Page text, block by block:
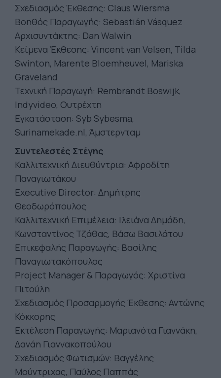
Σχεδιασμός Έκθεσης: Claus Wiersma
Βοηθός Παραγωγής: Sebastián Vásquez
Αρχισυντάκτης: Dan Walwin
Κείμενα Έκθεσης: Vincent van Velsen, Tilda
Swinton, Marente Bloemheuvel, Mariska
Graveland
Τεχνική Παραγωγή: Rembrandt Boswijk,
Indyvideo, Ουτρέχτη
Εγκατάσταση: Syb Sybesma,
Surinamekade.nl, Άμστερνταμ
Συντελεστές Στέγης
Καλλιτεχνική Διευθύντρια: Αφροδίτη
Παναγιωτάκου
Executive Director: Δημήτρης
Θεοδωρόπουλος
Καλλιτεχνική Επιμέλεια: Ιλειάνα Δημάδη,
Κωνσταντίνος Τζάθας, Βάσω Βασιλάτου
Επικεφαλής Παραγωγής: Βασίλης
Παναγιωτακόπουλος
Project Manager & Παραγωγός: Χριστίνα
Πιτούλη
Σχεδιασμός Προσαρμογής Έκθεσης: Αντώνης
Κόκκορης
Εκτέλεση Παραγωγής: Μαριανότα Γιαννάκη,
Δανάη Γιαννακοπούλου
Σχεδιασμός Φωτισμών: Βαγγέλης
Μούντριχας, Παύλος Παππάς